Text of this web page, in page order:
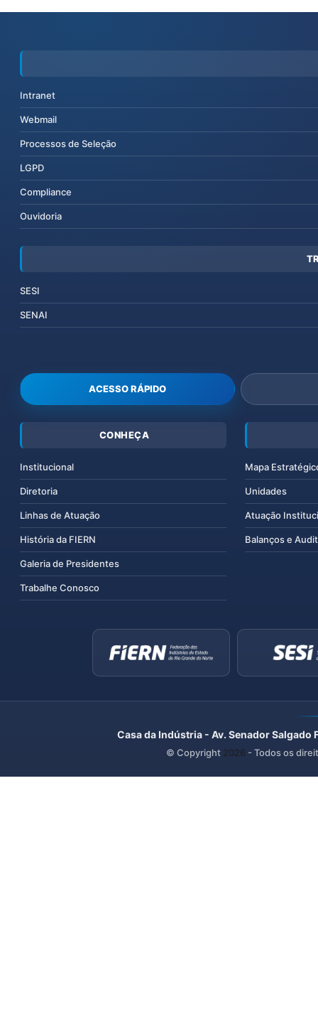
Intranet
Webmail
Processos de Seleção
LGPD
Compliance
Ouvidoria
SESI
SENAI
ACESSO RÁPIDO
CONHEÇA
Institucional
Diretoria
Linhas de Atuação
História da FIERN
Galeria de Presidentes
Trabalhe Conosco
Mapa
Unidades
Atuação
Balanços e
Casa da Indústria - Av. Senador
© Copyright 2026 - Todos os